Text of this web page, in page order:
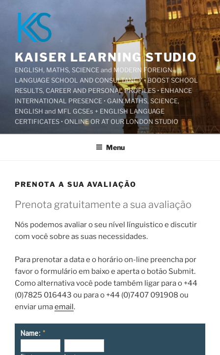
conteúdo
KAISER LEARNING STUDIO
ENGLISH, MATHS, SCIENCE and MODERN FOREIGN
LANGUAGE SCHOOL AND CONSULTANCY • BOOST SCHOOL
RESULTS, CAREER AND PERSONAL PROFILES • ENHANCE
INTERNATIONAL PRESENCE • GAIN MATHS, SCIENCE,
ENGLISH and MFL GCSEs + ENGLISH LANGUAGE
CERTIFICATES • ONLINE OR AT OUR LONDON STUDIO
Menu
PRENOTA A SUA AVALIAÇÃO
Prenota gratuitamente a sua avaliação
Nós podemos avaliar o seu nível línguistico e discutir
com você sobre as suas necessidades.
Para prenotar a data e o horário on-line preencha por
favor o formulário em baixo e aperta o botão Submit.
Como alternativa você pode também ligar para o +44
(0)7825 016443 ou para o +44 (0)7407 091908 ou
enviar umaemail.
Name: *